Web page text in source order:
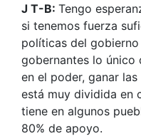
J T-B: Tengo
si tenemos fuerza
políticas del
gobernantes lo único
en el poder, ganar
está muy dividida en
tiene en algunos
80% de apoyo.